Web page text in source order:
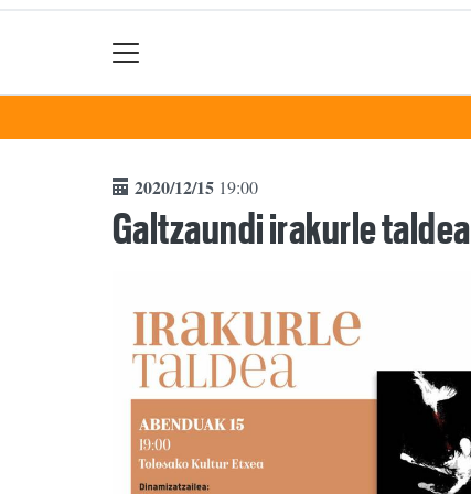
2020/12/15 19:00
Galtzaundi irakurle taldea